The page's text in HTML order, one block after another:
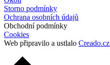
Storno podmínky
Ochrana osobních údajů
Obchodní podmínky
Cookies
Web připravilo a ustlalo Creado.cz